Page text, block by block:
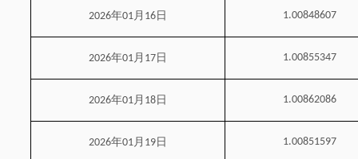
2026年01月 16 日 1.00848607
2026年01月 17 日 1.00855347
2026年01月 18 日 1.00862086
2026年01月 19 日 1.00851597